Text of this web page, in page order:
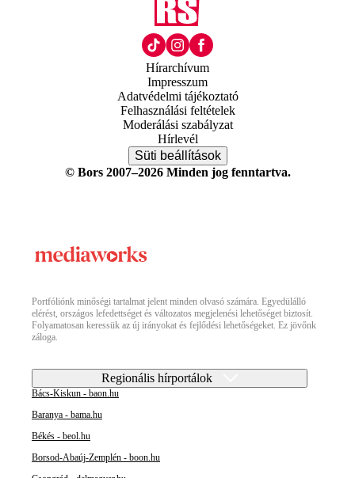
Hírarchívum
Impresszum
Adatvédelmi tájékoztató
Felhasználási feltételek
Moderálási szabályzat
Hírlevél
Süti beállítások
© Bors 2007–2026 Minden jog fenntartva.
Portfóliónk minőségi tartalmat jelent minden olvasó számára. Egyedülálló
elérést, országos lefedettséget és változatos megjelenési lehetőséget biztosít.
Folyamatosan keressük az új irányokat és fejlődési lehetőségeket. Ez jövőnk
záloga.
Regionális hírportálok
Bács-Kiskun - baon.hu
Baranya - bama.hu
Békés - beol.hu
Borsod-Abaúj-Zemplén - boon.hu